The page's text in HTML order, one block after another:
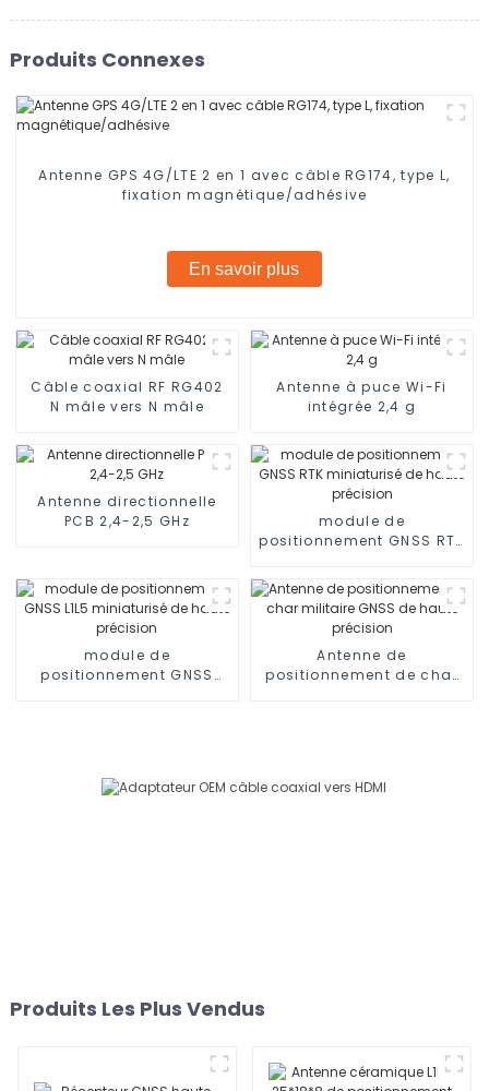
Produits Connexes
Antenne GPS 4G/LTE 2 en 1 avec câble RG174, type L,
fixation magnétique/adhésive
En savoir plus
Câble coaxial RF RG402
N mâle vers N mâle
Antenne à puce Wi-Fi
intégrée 2,4 g
Antenne directionnelle
PCB 2,4-2,5 GHz
module de
positionnement GNSS RTK
précision
module de
positionnement GNSS
Antenne de
positionnement de char
Produits Les Plus Vendus